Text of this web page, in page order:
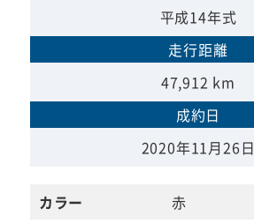
平成14年式
走行距離
47,912 km
成約日
2020年11月26日
カラー
赤